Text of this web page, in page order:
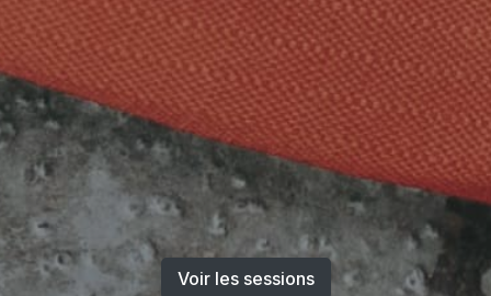
Voir les sessions